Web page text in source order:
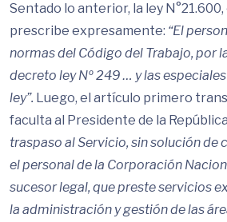
Sentado lo anterior, la ley
prescribe expresamente: “El
normas del Código del Trabajo, por
decreto ley Nº 249 … y las
ley”. Luego, el artículo primero
faculta al Presidente de la
traspaso al Servicio, sin solución de
el personal de la Corporación
sucesor legal, que preste servicios
la administración y gestión de las